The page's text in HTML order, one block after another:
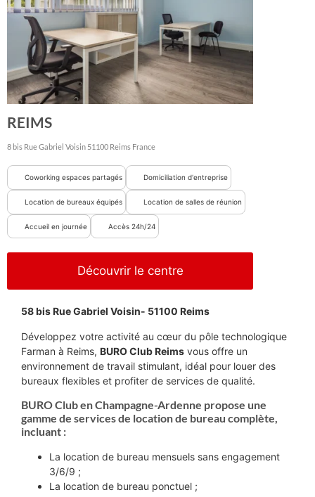
REIMS
8 bis Rue Gabriel Voisin 51100 Reims France
Coworking espaces partagés Domiciliation d'entreprise
Location de bureaux équipés Location de salles de réunion
Accueil en journée Accès 24h/24
Découvrir le centre
58 bis Rue Gabriel Voisin- 51100 Reims
Développez votre activité au cœur du pôle technologique
Farman à Reims, BURO Club Reims vous offre un
environnement de travail stimulant, idéal pour louer des
bureaux flexibles et profiter de services de qualité.
BURO Club en Champagne-Ardenne propose une
gamme de services de location de bureau complète,
incluant :
La location de bureau mensuels sans engagement
3/6/9 ;
La location de bureau ponctuel ;